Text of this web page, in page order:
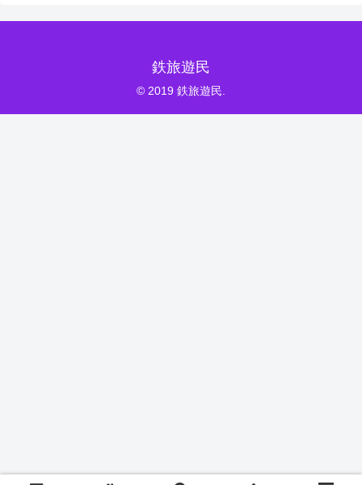
鉄旅遊民
© 2019 鉄旅遊民.